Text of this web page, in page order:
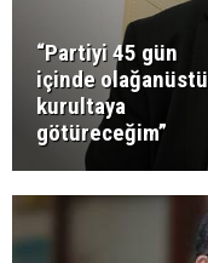
“Partiyi 45 gün
içinde olağanüstü
kurultaya
götüreceğim”